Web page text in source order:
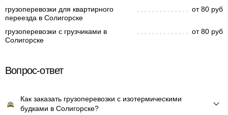
грузоперевозки для квартирного
переезда в Солигорске
от 80 руб
грузоперевозки с грузчиками в
Солигорске
от 80 руб
Вопрос-ответ
Как заказать грузоперевозки с изотермическими
будками в Солигорске?